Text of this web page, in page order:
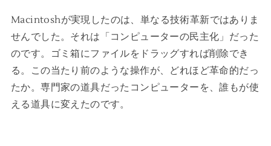
Macintoshが実現したのは、単なる技術革新ではありま
せんでした。それは「コンピューターの民主化」だった
のです。ゴミ箱にファイルをドラッグすれば削除でき
る。この当たり前のような操作が、どれほど革命的だっ
たか。専門家の道具だったコンピューターを、誰もが使
える道具に変えたのです。